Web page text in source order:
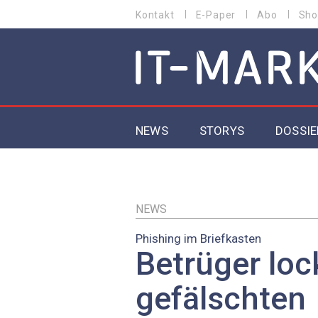
zum
MENU
Kontakt E-Paper Abo
MAIN NAVIGATION
NEWS STORYS
EU-
NEWS
Phishing im Briefkasten
Betrüger
gefälschten